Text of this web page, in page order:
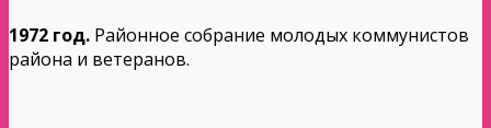
1972 год. Районное собрание молодых коммунистов
района и ветеранов.